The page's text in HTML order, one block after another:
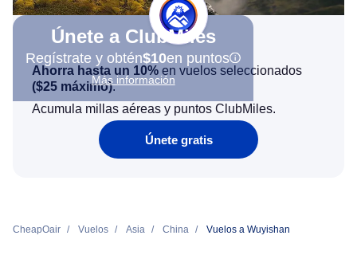
Únete a ClubMiles
Regístrate y obtén$10en puntos
Más información
Ahorra hasta un 10% en vuelos seleccionados
($25 máximo).
Acumula millas aéreas y puntos ClubMiles.
Únete gratis
CheapOair Vuelos Asia China Vuelos a Wuyishan